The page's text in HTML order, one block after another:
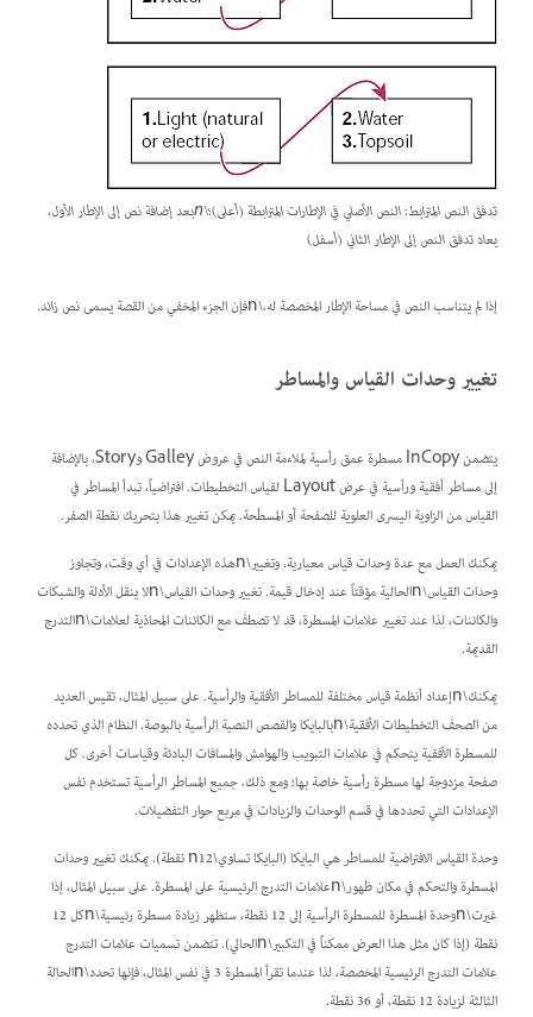
تدفق النص المترابط: النص الأصلي في الإطارات المترابطة (أعلى)؛\nبعد إضافة نص إلى الإطار الأول،
يعاد تدفق النص إلى الإطار الثاني (أسفل)
إذا لم يتناسب النص في مساحة الإطار المخصصة له،\nفإن الجزء المخفي من القصة يسمى نص زائد.
تغيير وحدات القياس والمساطر
يتضمن InCopy مسطرة عمق رأسية لملاءمة النص في عروض Galley وStory، بالإضافة
إلى مساطر أفقية ورأسية في عرض Layout لقياس التخطيطات. افتراضياً، تبدأ المساطر في
القياس من الزاوية اليسرى العلوية للصفحة أو المسطّحة. يمكن تغيير هذا بتحريك نقطة الصفر.
يمكنك العمل مع عدة وحدات قياس معيارية، وتغيير\nهذه الإعدادات في أي وقت، وتجاوز
وحدات القياس\nالحالية مؤقتاً عند إدخال قيمة. تغيير وحدات القياس\nلا ينقل الأدلة والشبكات
والكائنات، لذا عند تغيير علامات المسطرة، قد لا تصطف مع الكائنات المحاذية لعلامات\nالتدرج
القديمة.
يمكنك\nإعداد أنظمة قياس مختلفة للمساطر الأفقية والرأسية. على سبيل المثال، تقيس العديد
من الصحف التخطيطات الأفقية\nبالبايكا والقصص النصية الرأسية بالبوصة. النظام الذي تحدده
للمسطرة الأفقية يتحكم في علامات التبويب والهوامش والمسافات البادئة وقياسات أخرى. كل
صفحة مزدوجة لها مسطرة رأسية خاصة بها؛ ومع ذلك، جميع المساطر الرأسية تستخدم نفس
الإعدادات التي تحددها في قسم الوحدات والزيادات في مربع حوار التفضيلات.
وحدة القياس الافتراضية للمساطر هي البايكا (البايكا تساوي\n12 نقطة). يمكنك تغيير وحدات
المسطرة والتحكم في مكان ظهور\nعلامات التدرج الرئيسية على المسطرة. على سبيل المثال، إذا
غيرت\nوحدة المسطرة للمسطرة الرأسية إلى 12 نقطة، ستظهر زيادة مسطرة رئيسية\nكل 12
نقطة (إذا كان مثل هذا العرض ممكناً في التكبير\nالحالي). تتضمن تسميات علامات التدرج
علامات التدرج الرئيسية المخصصة، لذا عندما تقرأ المسطرة 3 في نفس المثال، فإنها تحدد\nالحالة
الثالثة لزيادة 12 نقطة، أو 36 نقطة.